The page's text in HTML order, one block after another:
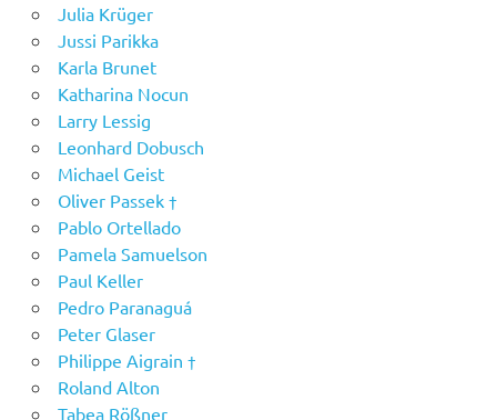
Julia Krüger
Jussi Parikka
Karla Brunet
Katharina Nocun
Larry Lessig
Leonhard Dobusch
Michael Geist
Oliver Passek †
Pablo Ortellado
Pamela Samuelson
Paul Keller
Pedro Paranaguá
Peter Glaser
Philippe Aigrain †
Roland Alton
Tabea Rößner